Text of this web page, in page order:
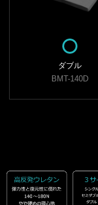
ダブル
BMT-140D